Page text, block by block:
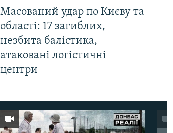
Масований удар по Києву та
області: 17 загиблих,
незбита балістика,
атаковані логістичні
центри